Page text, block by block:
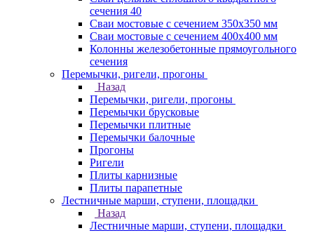
сечения 40
Сваи мостовые с сечением 350х350 мм
Сваи мостовые с сечением 400х400 мм
Колонны железобетонные прямоугольного
сечения
Перемычки, ригели, прогоны
Назад
Перемычки, ригели, прогоны
Перемычки брусковые
Перемычки плитные
Перемычки балочные
Прогоны
Ригели
Плиты карнизные
Плиты парапетные
Лестничные марши, ступени, площадки
Назад
Лестничные марши, ступени, площадки